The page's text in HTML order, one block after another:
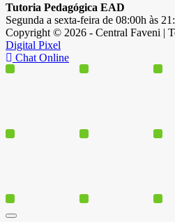
Tutoria Pedagógica EAD
Segunda a sexta-feira de 08:00h às
Copyright © 2026 - Central Faveni |
Digital Pixel
Chat Online